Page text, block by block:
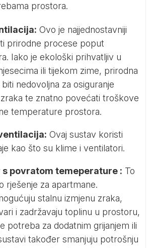
prostora.
Ovo je najjednostavniji
prirodne procese poput
Iako je ekološki prihvatljiv u
ili tijekom zime, prirodna
nedovoljna za osiguranje
te znatno povećati troškove
temperature prostora.
Ovaj sustav koristi
kao što su klime i ventilatori.
povratom temeperature : To
rješenje za apartmane.
stalnu izmjenu zraka,
i zadržavaju toplinu u prostoru,
potreba za dodatnim grijanjem ili
također smanjuju potrošnju